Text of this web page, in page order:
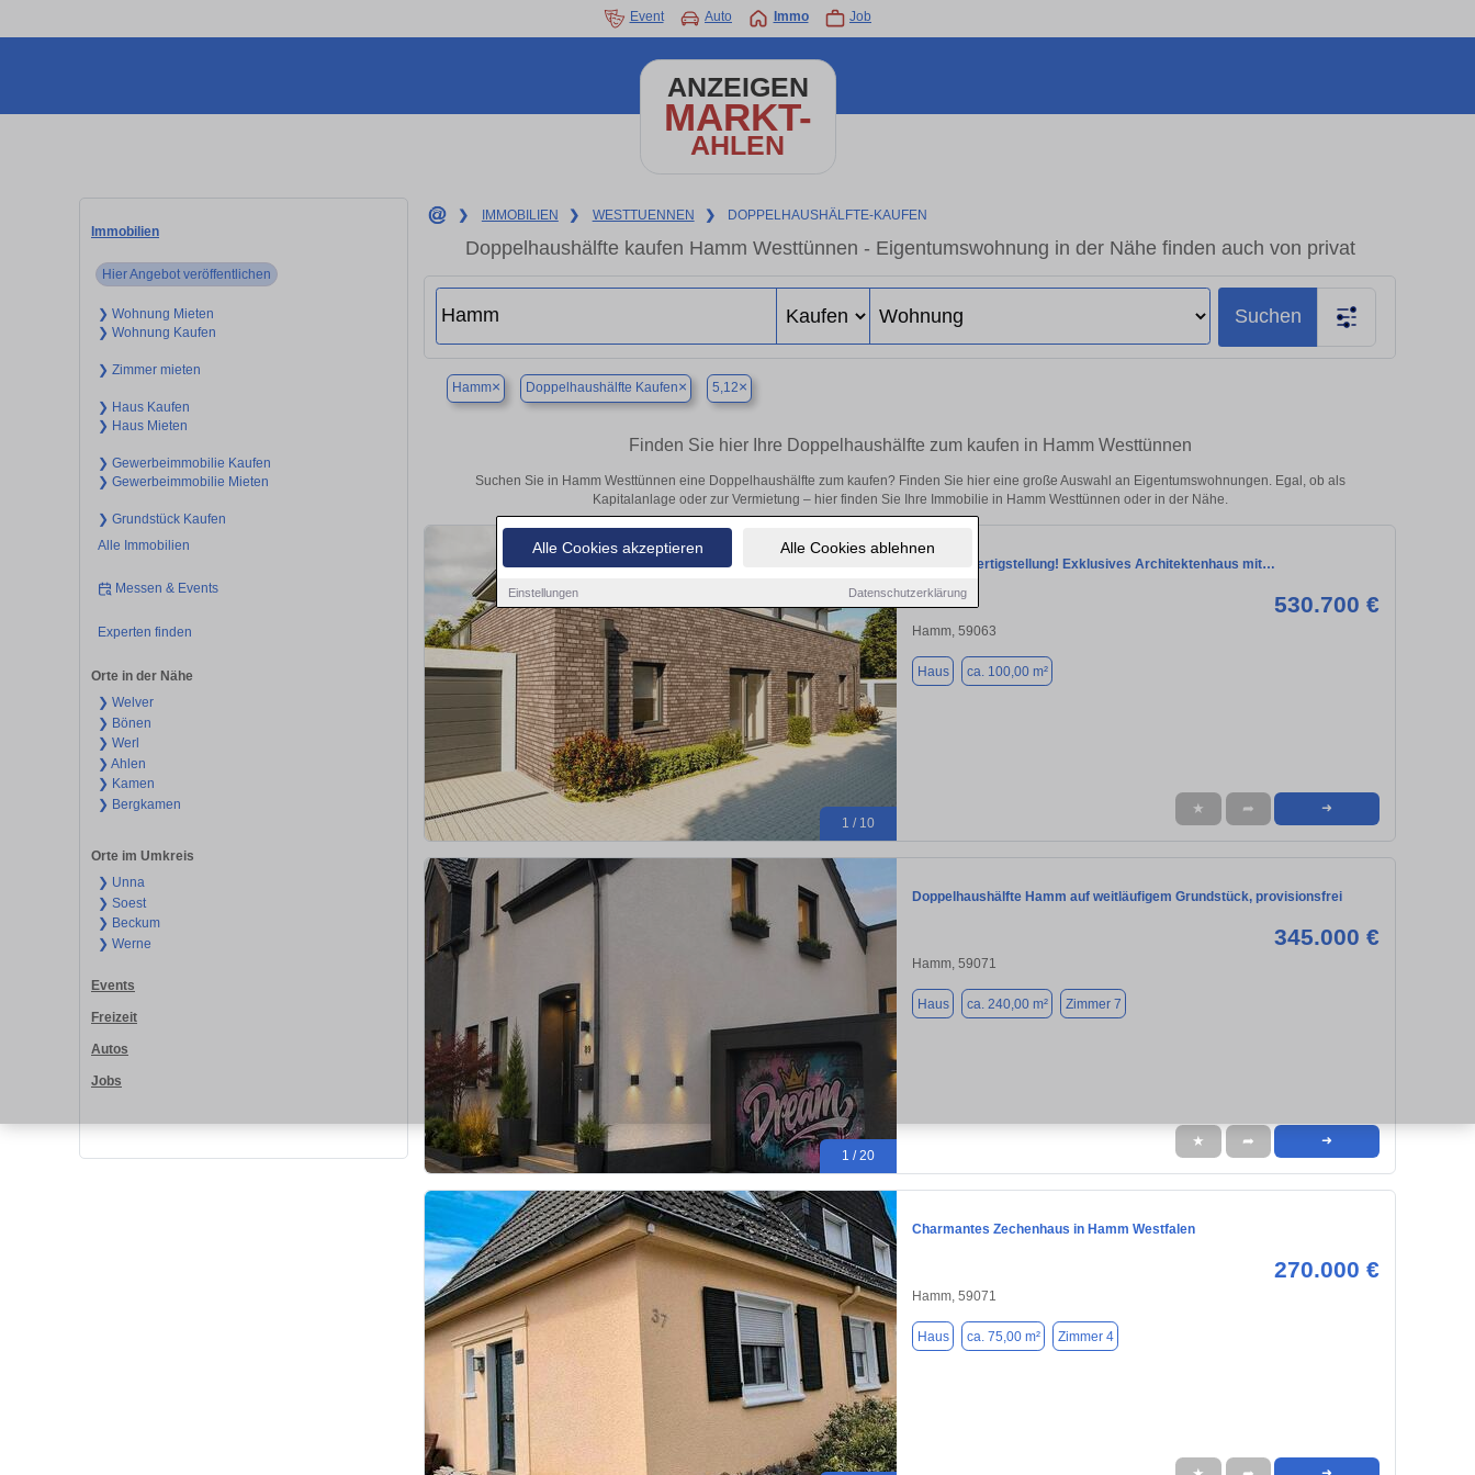
Alle Cookies akzeptieren Alle Cookies ablehnen
Einstellungen Datenschutzerklärung
Event Auto Immo Job
ANZEIGEN
MARKT-
AHLEN
Immobilien
Hier Angebot veröffentlichen
❯ Wohnung Mieten
❯ Wohnung Kaufen
❯ Zimmer mieten
❯ Haus Kaufen
❯ Haus Mieten
❯ Gewerbeimmobilie Kaufen
❯ Gewerbeimmobilie Mieten
❯ Grundstück Kaufen
Alle Immobilien
Messen & Events
Experten finden
Orte in der Nähe
❯ Welver
❯ Bönen
❯ Werl
❯ Ahlen
❯ Kamen
❯ Bergkamen
Orte im Umkreis
❯ Unna
❯ Soest
❯ Beckum
❯ Werne
Events
Freizeit
Autos
Jobs
❯ IMMOBILIEN ❯ WESTTUENNEN ❯ DOPPELHAUSHÄLFTE-KAUFEN
Doppelhaushälfte kaufen Hamm Westtünnen - Eigentumswohnung in der Nähe finden auch von privat
Suchen
Hamm× Doppelhaushälfte Kaufen× 5,12×
Finden Sie hier Ihre Doppelhaushälfte zum kaufen in Hamm Westtünnen
Suchen Sie in Hamm Westtünnen eine Doppelhaushälfte zum kaufen? Finden Sie hier eine große Auswahl an Eigentumswohnungen. Egal, ob als
Kapitalanlage oder zur Vermietung – hier finden Sie Ihre Immobilie in Hamm Westtünnen oder in der Nähe.
1 / 10
Kurz vor Fertigstellung! Exklusives Architektenhaus mit…
530.700 €
Hamm, 59063
Haus ca. 100,00 m²
★ ➦ ➜
1 / 20
Doppelhaushälfte Hamm auf weitläufigem Grundstück, provisionsfrei
345.000 €
Hamm, 59071
Haus ca. 240,00 m² Zimmer 7
★ ➦ ➜
Charmantes Zechenhaus in Hamm Westfalen
270.000 €
Hamm, 59071
Haus ca. 75,00 m² Zimmer 4